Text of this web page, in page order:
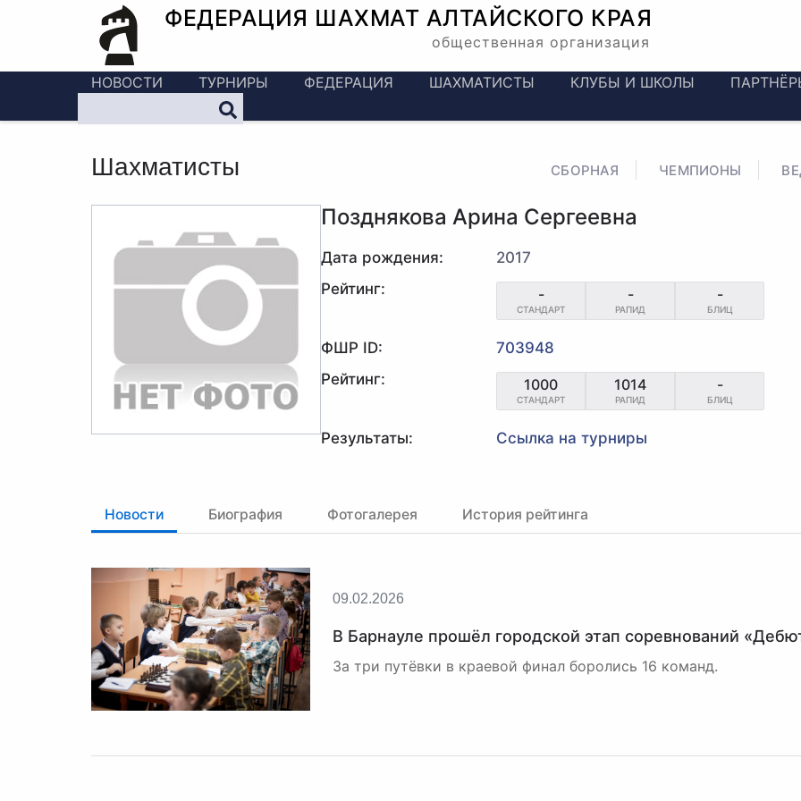
ФЕДЕРАЦИЯ ШАХМАТ АЛТАЙСКОГО КРАЯ
общественная организация
НОВОСТИ ТУРНИРЫ ФЕДЕРАЦИЯ ШАХМАТИСТЫ КЛУБЫ И ШКОЛЫ
Шахматисты СБОРНАЯ ЧЕМПИОНЫ
Позднякова Арина Сергеевна
Дата рождения:
2017
Рейтинг:
-
СТАНДАРТ
-
РАПИД
-
БЛИЦ
ФШР ID:
703948
Рейтинг:
1000
СТАНДАРТ
1014
РАПИД
-
БЛИЦ
Результаты: Ссылка на турниры
Новости Биография Фотогалерея История рейтинга
09.02.2026
В Барнауле прошёл городской этап соревнований
За три путёвки в краевой финал боролись 16 команд.